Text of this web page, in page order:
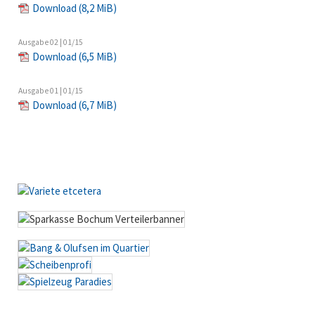
Download (8,2 MiB)
Ausgabe 02 | 01/15
Download (6,5 MiB)
Ausgabe 01 | 01/15
Download (6,7 MiB)